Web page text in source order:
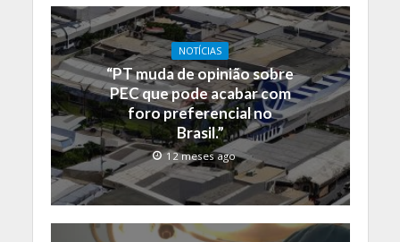
NOTÍCIAS
“PT muda de opinião sobre
PEC que pode acabar com
foro preferencial no
Brasil.”
12 meses ago